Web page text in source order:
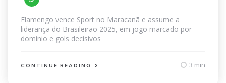
Flamengo vence Sport no Maracanã e assume a
liderança do Brasileirão 2025, em jogo marcado por
domínio e gols decisivos
CONTINUE READING 3 min